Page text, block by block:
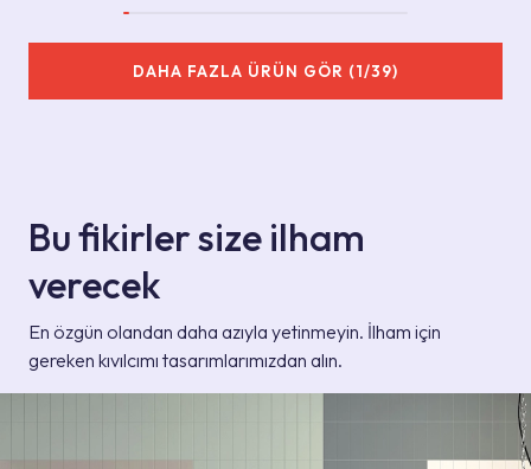
DAHA FAZLA ÜRÜN GÖR (1/39)
Bu fikirler size ilham
verecek
En özgün olandan daha azıyla yetinmeyin. İlham için
gereken kıvılcımı tasarımlarımızdan alın.